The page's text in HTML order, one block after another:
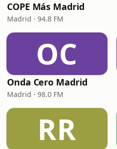
COPE Más Madrid
Madrid · 94.8 FM
OC
Onda Cero Madrid
Madrid · 98.0 FM
RR